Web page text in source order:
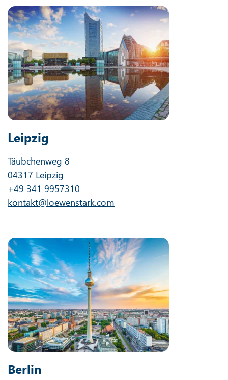
Leipzig
Täubchenweg 8
04317 Leipzig
+49 341 9957310
kontakt@loewenstark.com
Berlin